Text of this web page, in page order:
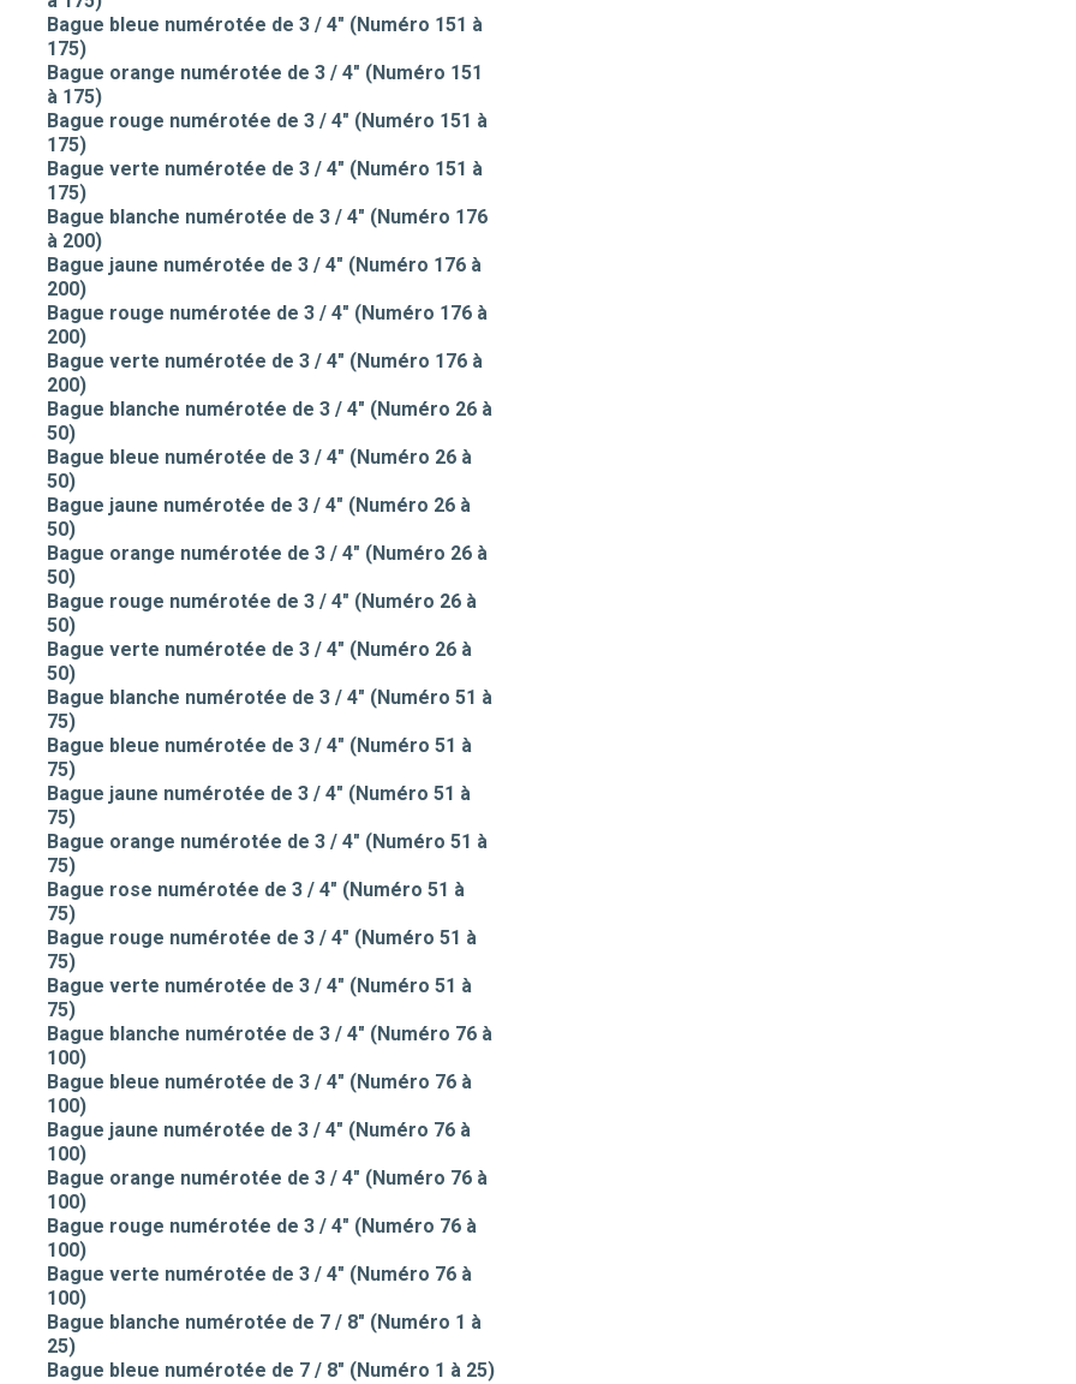
Bague bleue numérotée de 3 / 4" (Numéro 151 à
175)
Bague orange numérotée de 3 / 4" (Numéro 151
à 175)
Bague rouge numérotée de 3 / 4" (Numéro 151 à
175)
Bague verte numérotée de 3 / 4" (Numéro 151 à
175)
Bague blanche numérotée de 3 / 4" (Numéro 176
à 200)
Bague jaune numérotée de 3 / 4" (Numéro 176 à
200)
Bague rouge numérotée de 3 / 4" (Numéro 176 à
200)
Bague verte numérotée de 3 / 4" (Numéro 176 à
200)
Bague blanche numérotée de 3 / 4" (Numéro 26 à
50)
Bague bleue numérotée de 3 / 4" (Numéro 26 à
50)
Bague jaune numérotée de 3 / 4" (Numéro 26 à
50)
Bague orange numérotée de 3 / 4" (Numéro 26 à
50)
Bague rouge numérotée de 3 / 4" (Numéro 26 à
50)
Bague verte numérotée de 3 / 4" (Numéro 26 à
50)
Bague blanche numérotée de 3 / 4" (Numéro 51 à
75)
Bague bleue numérotée de 3 / 4" (Numéro 51 à
75)
Bague jaune numérotée de 3 / 4" (Numéro 51 à
75)
Bague orange numérotée de 3 / 4" (Numéro 51 à
75)
Bague rose numérotée de 3 / 4" (Numéro 51 à
75)
Bague rouge numérotée de 3 / 4" (Numéro 51 à
75)
Bague verte numérotée de 3 / 4" (Numéro 51 à
75)
Bague blanche numérotée de 3 / 4" (Numéro 76 à
100)
Bague bleue numérotée de 3 / 4" (Numéro 76 à
100)
Bague jaune numérotée de 3 / 4" (Numéro 76 à
100)
Bague orange numérotée de 3 / 4" (Numéro 76 à
100)
Bague rouge numérotée de 3 / 4" (Numéro 76 à
100)
Bague verte numérotée de 3 / 4" (Numéro 76 à
100)
Bague blanche numérotée de 7 / 8" (Numéro 1 à
25)
Bague bleue numérotée de 7 / 8" (Numéro 1 à 25)